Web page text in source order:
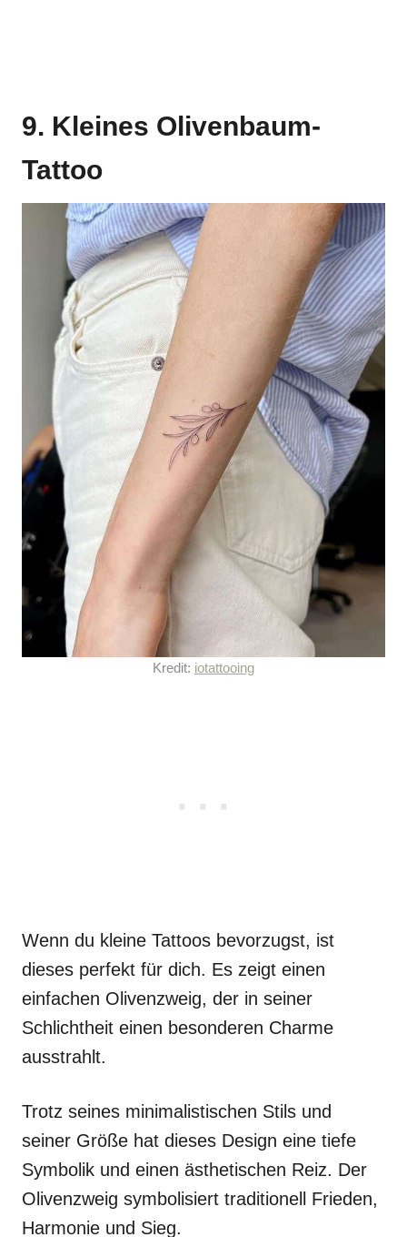
9. Kleines Olivenbaum-
Tattoo
Kredit: iotattooing
Wenn du kleine Tattoos bevorzugst, ist
dieses perfekt für dich. Es zeigt einen
einfachen Olivenzweig, der in seiner
Schlichtheit einen besonderen Charme
ausstrahlt.
Trotz seines minimalistischen Stils und
seiner Größe hat dieses Design eine tiefe
Symbolik und einen ästhetischen Reiz. Der
Olivenzweig symbolisiert traditionell Frieden,
Harmonie und Sieg.